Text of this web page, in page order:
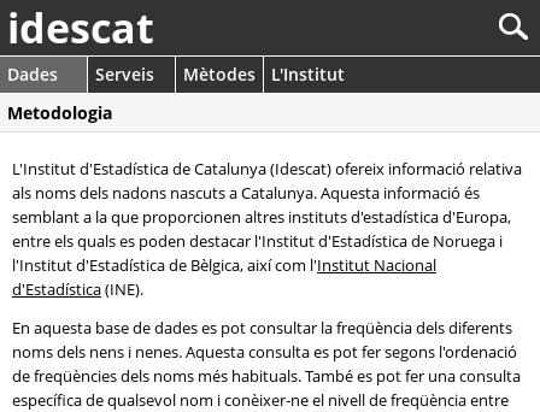
idescat
Dades Serveis Mètodes
L'Institut
Metodologia
L'Institut d'Estadística de Catalunya (Idescat) ofereix informació relativa
als noms dels nadons nascuts a Catalunya. Aquesta informació és
semblant a la que proporcionen altres instituts d'estadística d'Europa,
entre els quals es poden destacar l'Institut d'Estadística de Noruega i
l'Institut d'Estadística de Bèlgica, així com l'Institut Nacional
d'Estadística(INE).
En aquesta base de dades es pot consultar la freqüència dels diferents
noms dels nens i nenes. Aquesta consulta es pot fer segons l'ordenació
de freqüències dels noms més habituals. També es pot fer una consulta
específica de qualsevol nom i conèixer-ne el nivell de freqüència entre